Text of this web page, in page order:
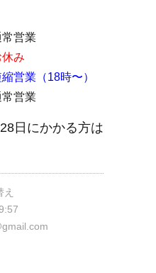
営業
み
営業（18時〜）
営業
日にかかる方は